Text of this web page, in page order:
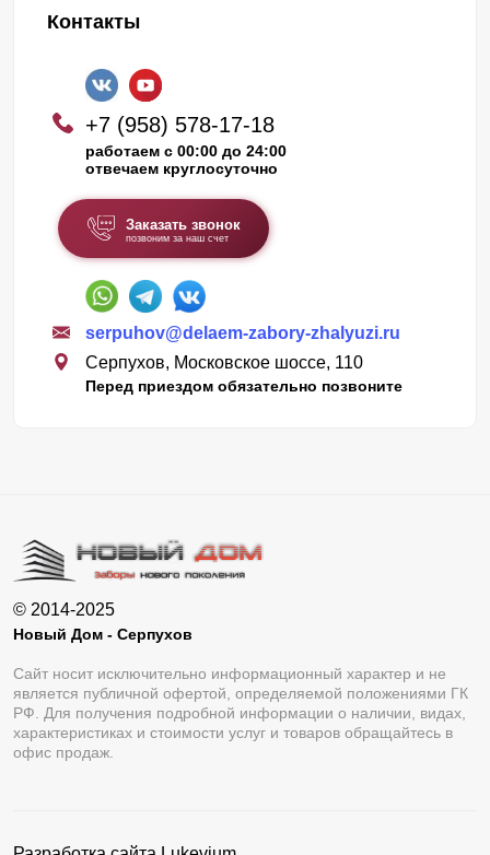
Контакты
+7 (958) 578-17-18
работаем с 00:00 до 24:00
отвечаем круглосуточно
Заказать звонок
позвоним за наш счет
serpuhov@delaem-zabory-zhalyuzi.ru
Серпухов, Московское шоссе, 110
Перед приездом обязательно позвоните
© 2014-2025
Новый Дом - Серпухов
Сайт носит исключительно информационный характер и не
является публичной офертой, определяемой положениями ГК
РФ. Для получения подробной информации о наличии, видах,
характеристиках и стоимости услуг и товаров обращайтесь в
офис продаж.